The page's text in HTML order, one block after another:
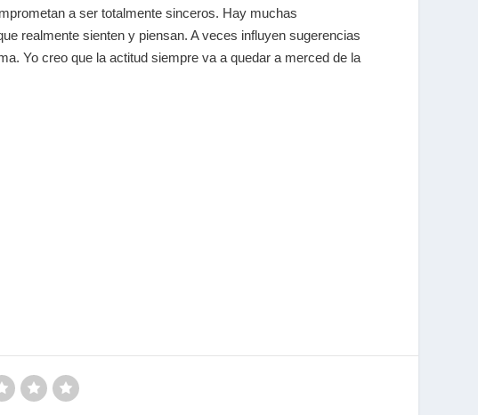
a ser totalmente sinceros. Hay muchas
realmente sienten y piensan. A veces influyen sugerencias
Yo creo que la actitud siempre va a quedar a merced de la